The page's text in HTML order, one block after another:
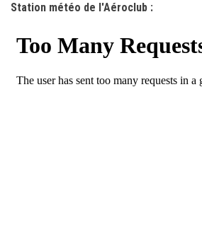
Station météo de l'Aéroclub :